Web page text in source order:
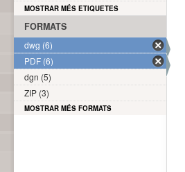
MOSTRAR MÉS ETIQUETES
FORMATS
dwg (6)
PDF (6)
dgn (5)
ZIP (3)
MOSTRAR MÉS FORMATS